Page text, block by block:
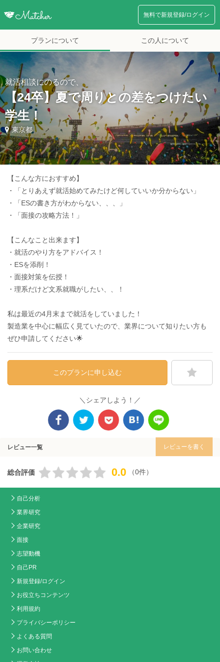
無料で新規登録/ログイン
プランについて この人について
就活相談にのるので、
【24卒】夏で周りとの差をつけたい
学生！
東京都
【こんな方におすすめ】
・「とりあえず就活始めてみたけど何していいか分からない」
・「ESの書き方がわからない、、、」
・「面接の攻略方法！」
【こんなこと出来ます】
・就活のやり方をアドバイス！
・ESを添削！
・面接対策を伝授！
・理系だけど文系就職がしたい、、！
私は最近の4月末まで就活をしていました！
製造業を中心に幅広く見ていたので、業界について知りたい方も
ぜひ申請してください🌟
このプランに申し込む
＼シェアしよう！／
レビュー一覧 レビューを書く
総合評価 0.0 （0件）
自己分析
業界研究
企業研究
面接
志望動機
自己PR
新規登録/ログイン
お役立ちコンテンツ
利用規約
プライバシーポリシー
よくある質問
お問い合わせ